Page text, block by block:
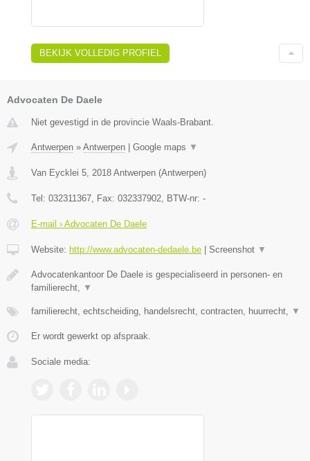
BEKIJK VOLLEDIG PROFIEL
Advocaten De Daele
Niet gevestigd in de provincie Waals-Brabant.
Antwerpen » Antwerpen Google maps ▼
Van Eycklei 5, 2018 Antwerpen (Antwerpen)
Tel: 032311367, Fax: 032337902, BTW-nr: -
E-mail › Advocaten De Daele
Website: http://www.advocaten-dedaele.be Screenshot ▼
Advocatenkantoor De Daele is gespecialiseerd in personen- en
familierecht, ▼
familierecht, echtscheiding, handelsrecht, contracten, huurrecht, ▼
Er wordt gewerkt op afspraak.
Sociale media: